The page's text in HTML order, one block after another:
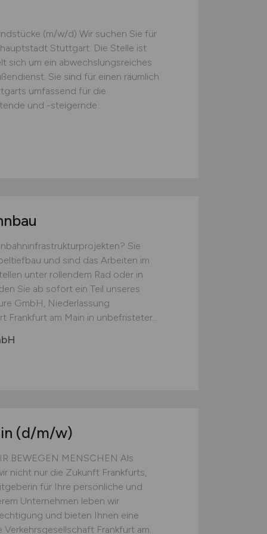
(m/w/d) Wir suchen Sie für
Stuttgart. Die Stelle ist
sich um ein abwechslungsreiches
Sie sind für einen räumlich
umfassend für die
und -steigernde...
Sie
und sind das Arbeiten im
unter rollendem Rad oder in
Sie ab sofort ein Teil unseres
GmbH, Niederlassung
Frankfurt am Main in unbefristeter...
(d/m/w)
BEWEGEN MENSCHEN Als
nicht nur die Zukunft Frankfurts,
für Ihre persönliche und
Unternehmen leben wir
und bieten Ihnen eine
Frankfurt am...